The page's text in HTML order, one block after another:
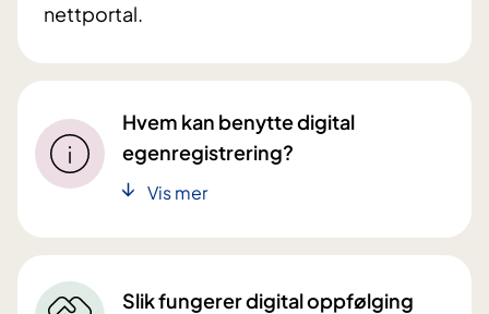
nettportal.
Hvem kan benytte digital
egenregistrering?
Vis mer
Slik fungerer digital oppfølging